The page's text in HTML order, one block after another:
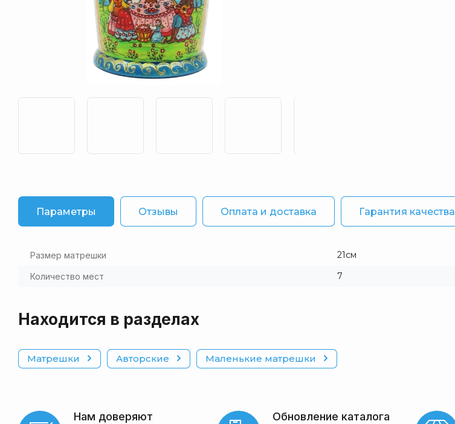
Параметры Отзывы Оплата и доставка Гарантия качества
Размер матрешки 21см
Количество мест 7
Находится в разделах
Матрешки Авторские Маленькие матрешки
Нам доверяют Обновление каталога